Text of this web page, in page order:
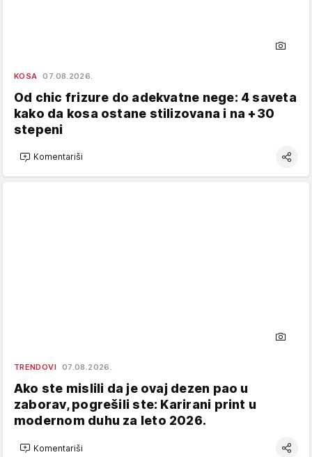
KOSA 07.08.2026.
Od chic frizure do adekvatne nege: 4 saveta
kako da kosa ostane stilizovana i na +30
stepeni
Komentariši
TRENDOVI 07.08.2026.
Ako ste mislili da je ovaj dezen pao u
zaborav, pogrešili ste: Karirani print u
modernom duhu za leto 2026.
Komentariši